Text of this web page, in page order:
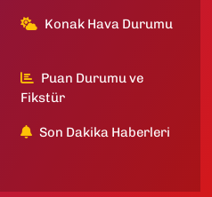
Konak Hava Durumu
Puan Durumu ve
Fikstür
Son Dakika Haberleri